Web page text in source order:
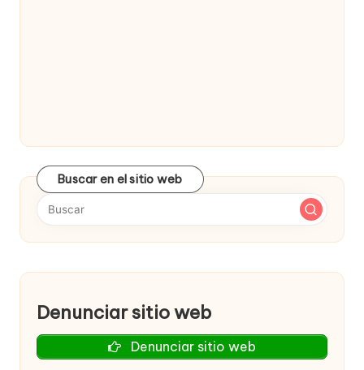
Buscar en el sitio web
Denunciar sitio web
Denunciar sitio web